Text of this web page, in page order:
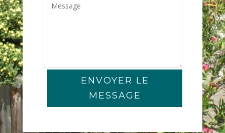
ENVOYER LE
MESSAGE